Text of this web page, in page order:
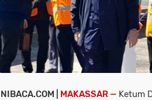
| MAKASSAR — Ketum